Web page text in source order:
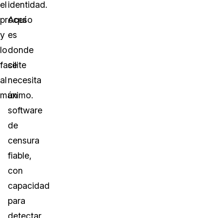
el
proceso
y
lo
facilite
al
máximo.
identidad.
Aquí
es
donde
se
necesita
un
software
de
censura
fiable,
con
capacidad
para
detectar